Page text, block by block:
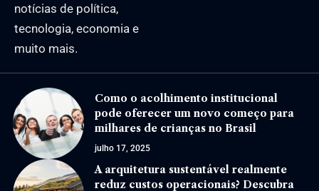
notícias de política,
tecnologia, economia e
muito mais.
Como o acolhimento institucional
pode oferecer um novo começo para
milhares de crianças no Brasil
julho 17, 2025
A arquitetura sustentável realmente
reduz custos operacionais? Descubra